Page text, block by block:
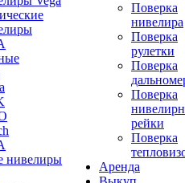
нивелиры
Поверка
нивелира
Поверка
рулетки
Поверка
Поверка
рейки
Поверка
Аренда